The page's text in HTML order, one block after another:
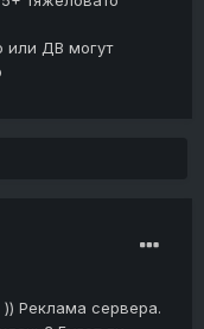
или ДВ могут
)) Реклама сервера.